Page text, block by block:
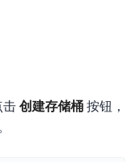
击 创建存储桶 按钮，